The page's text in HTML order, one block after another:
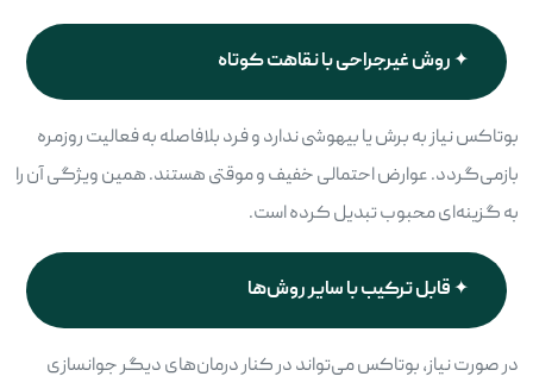
روش غیرجراحی با نقاهت کوتاه
بوتاکس نیاز به برش یا بیهوشی ندارد و فرد بلافاصله به فعالیت روزمره
بازمی‌گردد. عوارض احتمالی خفیف و موقتی هستند. همین ویژگی آن را
به گزینه‌ای محبوب تبدیل کرده است.
قابل ترکیب با سایر روش‌ها
در صورت نیاز، بوتاکس می‌تواند در کنار درمان‌های دیگر جوانسازی